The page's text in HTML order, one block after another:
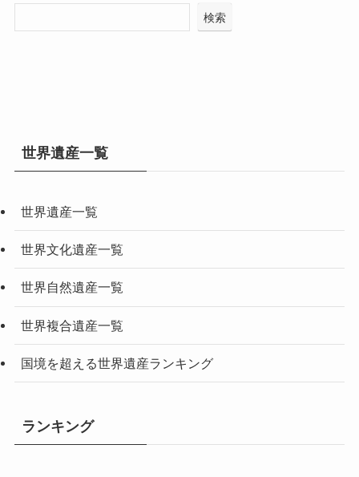
検索
世界遺産一覧
世界遺産一覧
世界文化遺産一覧
世界自然遺産一覧
世界複合遺産一覧
国境を超える世界遺産ランキング
ランキング